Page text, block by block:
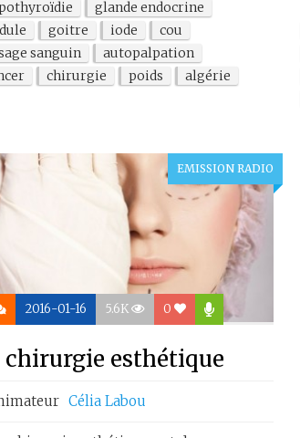
glande endocrine
goitre iode
cou
sanguin
autopalpation
chirurgie poids algérie
EMISSION RADIO
2016-01-16 5.6K 0
chirurgie esthétique
Célia Labou